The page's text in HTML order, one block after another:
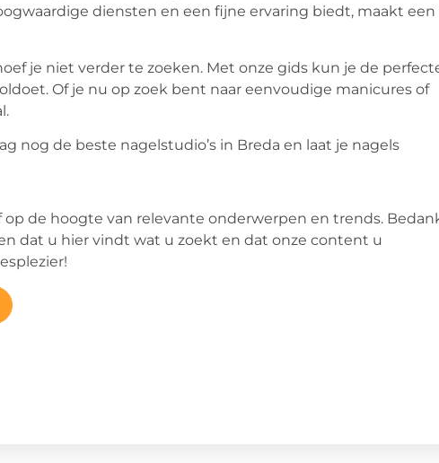
diensten en een fijne ervaring biedt, maakt een
je niet verder te zoeken. Met onze gids kun je de
Of je nu op zoek bent naar eenvoudige manicures of
nog de beste nagelstudio’s in Breda en laat je nagels
de hoogte van relevante onderwerpen en trends.
dat u hier vindt wat u zoekt en dat onze content u